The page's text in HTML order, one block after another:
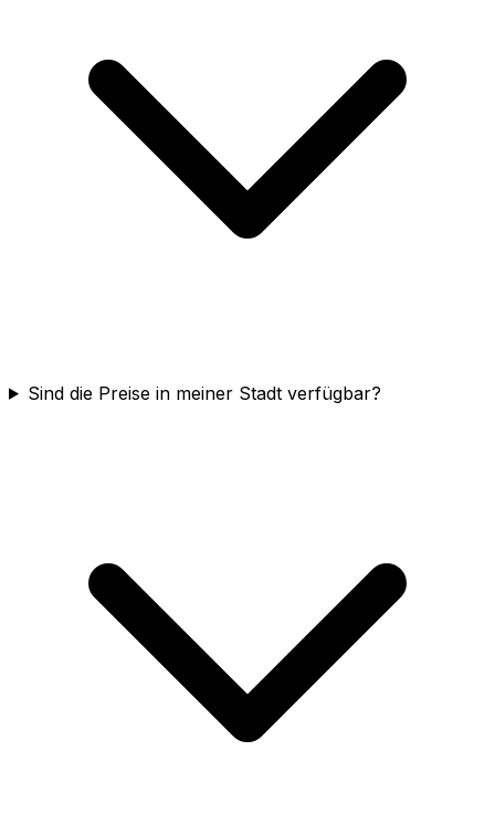
Sind die Preise in meiner Stadt verfügbar?